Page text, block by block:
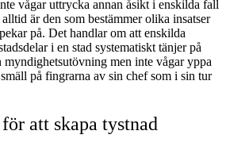
vågar uttrycka annan åsikt i enskilda fall
är den som bestämmer olika insatser
på. Det handlar om att enskilda
i en stad systematiskt tänjer på
men inte vågar yppa
på fingrarna av sin chef som i sin tur
att skapa tystnad